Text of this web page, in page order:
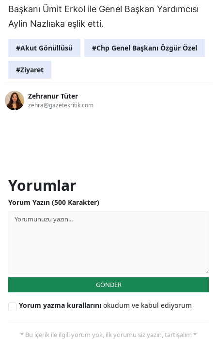
Başkanı Ümit Erkol ile Genel Başkan Yardımcısı
Aylin Nazlıaka eşlik etti.
#Akut Gönüllüsü #Chp Genel Başkanı Özgür Özel
#Ziyaret
Zehranur Tüter
zehra@gazetekritik.com
Yorumlar
Yorum Yazın (500 Karakter)
GÖNDER
Yorum yazma kurallarını okudum ve kabul ediyorum
* Bu içerik ile ilgili yorum yok, ilk yorumu siz yazın, tartışalım *